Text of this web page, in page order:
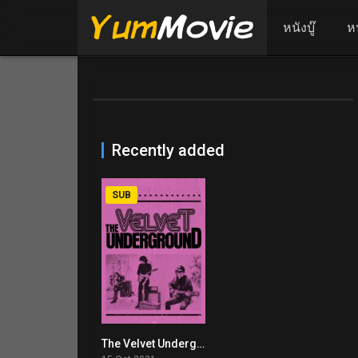
หนังบู๊ ห
Recently added
7.6
SUB
The Velvet Underground (2021)